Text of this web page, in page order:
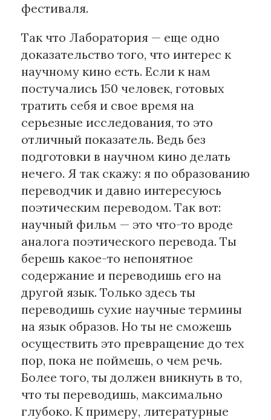
фестиваля.
Так что Лаборатория — еще одно
доказательство того, что интерес к
научному кино есть. Если к нам
постучались 150 человек, готовых
тратить себя и свое время на
серьезные исследования, то это
отличный показатель. Ведь без
подготовки в научном кино делать
нечего. Я так скажу: я по образованию
переводчик и давно интересуюсь
поэтическим переводом. Так вот:
научный фильм — это что-то вроде
аналога поэтического перевода. Ты
берешь какое-то непонятное
содержание и переводишь его на
другой язык. Только здесь ты
переводишь сухие научные термины
на язык образов. Но ты не сможешь
осуществить это превращение до тех
пор, пока не поймешь, о чем речь.
Более того, ты должен вникнуть в то,
что ты переводишь, максимально
глубоко. К примеру, литературные